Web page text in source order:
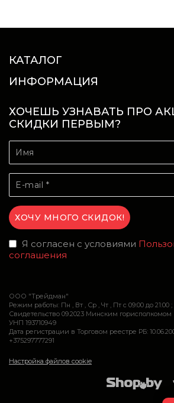
КАТАЛОГ
ИНФОРМАЦИЯ
ХОЧЕШЬ УЗНАВАТЬ ПРО
СКИДКИ ПЕРВЫМ?
Я согласен с условиями
соглашения
ООО "Трейдман"
Режим работы: Пн , Вт , Ср , Чт , Пт c 09:00 до 21:00 ;
Свидетельство 09.2023 Минским горисполкомом
УНП 193710949
Дата регистрации в Торговом реестре РБ:
+375297777291
Настройка файлов cookie